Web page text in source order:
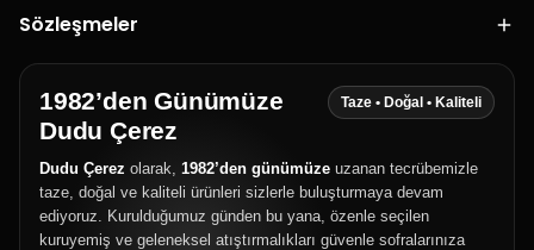
Sözleşmeler
1982’den Günümüze
Dudu Çerez
Taze • Doğal • Kaliteli
Dudu Çerez olarak, 1982’den günümüze uzanan tecrübemizle
taze, doğal ve kaliteli ürünleri sizlerle buluşturmaya devam
ediyoruz. Kurulduğumuz günden bu yana, özenle seçilen
kuruyemiş ve geleneksel atıştırmalıkları güvenle sofralarınıza